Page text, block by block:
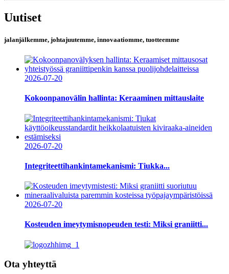
Uutiset
jalanjälkemme, johtajuutemme, innovaatiomme, tuotteemme
2026-07-20
Kokoonpanovälin hallinta: Keraaminen mittauslaite
2026-07-20
Integriteettihankintamekanismi: Tiukka...
2026-07-20
Kosteuden imeytymisnopeuden testi: Miksi graniitti...
Ota yhteyttä